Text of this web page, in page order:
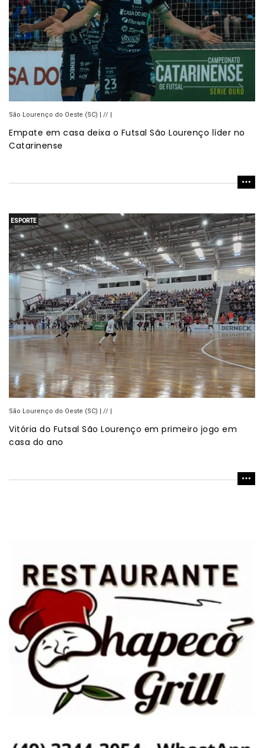
São Lourenço do Oeste (SC) | // |
Empate em casa deixa o Futsal São Lourenço líder no
Catarinense
ESPORTE
São Lourenço do Oeste (SC) | // |
Vitória do Futsal São Lourenço em primeiro jogo em
casa do ano